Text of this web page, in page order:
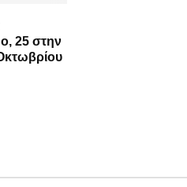
25 στην